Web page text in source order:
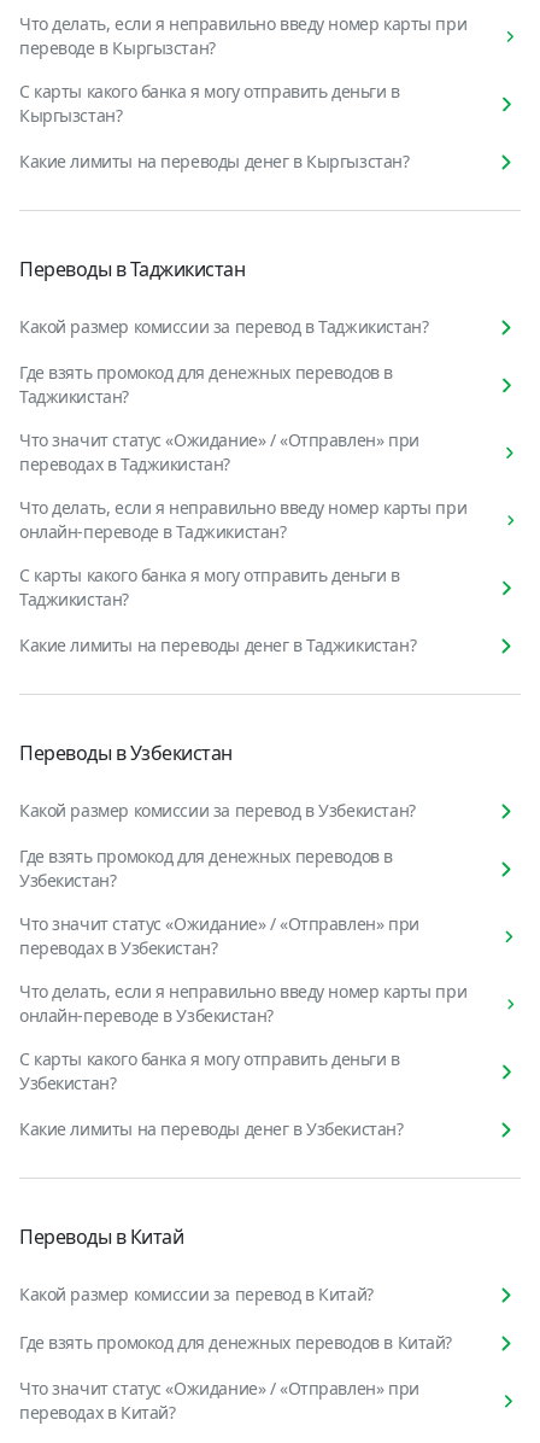
Что делать, если я неправильно введу номер карты при
переводе в Кыргызстан?
С карты какого банка я могу отправить деньги в
Кыргызстан?
Какие лимиты на переводы денег в Кыргызстан?
Переводы в Таджикистан
Какой размер комиссии за перевод в Таджикистан?
Где взять промокод для денежных переводов в
Таджикистан?
Что значит статус «Ожидание» / «Отправлен» при
переводах в Таджикистан?
Что делать, если я неправильно введу номер карты при
онлайн-переводе в Таджикистан?
С карты какого банка я могу отправить деньги в
Таджикистан?
Какие лимиты на переводы денег в Таджикистан?
Переводы в Узбекистан
Какой размер комиссии за перевод в Узбекистан?
Где взять промокод для денежных переводов в
Узбекистан?
Что значит статус «Ожидание» / «Отправлен» при
переводах в Узбекистан?
Что делать, если я неправильно введу номер карты при
онлайн-переводе в Узбекистан?
С карты какого банка я могу отправить деньги в
Узбекистан?
Какие лимиты на переводы денег в Узбекистан?
Переводы в Китай
Какой размер комиссии за перевод в Китай?
Где взять промокод для денежных переводов в Китай?
Что значит статус «Ожидание» / «Отправлен» при
переводах в Китай?